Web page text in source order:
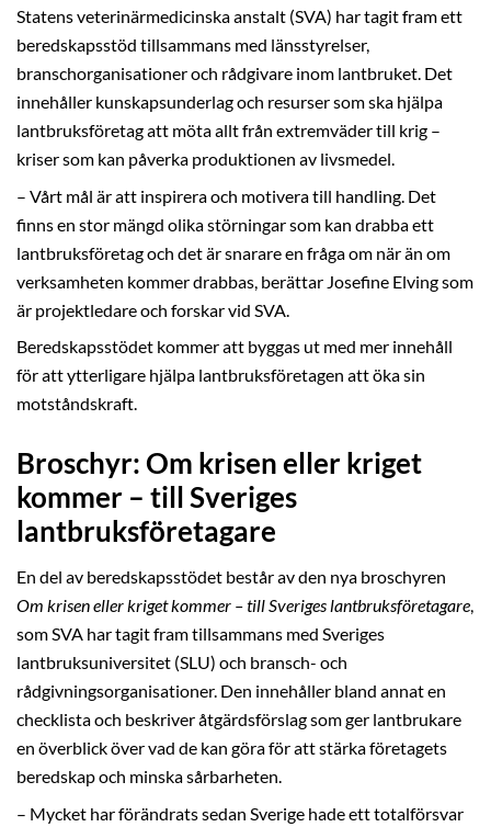
Statens veterinärmedicinska anstalt (SVA) har tagit fram ett
beredskapsstöd tillsammans med länsstyrelser,
branschorganisationer och rådgivare inom lantbruket. Det
innehåller kunskapsunderlag och resurser som ska hjälpa
lantbruksföretag att möta allt från extremväder till krig –
kriser som kan påverka produktionen av livsmedel.
– Vårt mål är att inspirera och motivera till handling. Det
finns en stor mängd olika störningar som kan drabba ett
lantbruksföretag och det är snarare en fråga om när än om
verksamheten kommer drabbas, berättar Josefine Elving som
är projektledare och forskar vid SVA.
Beredskapsstödet kommer att byggas ut med mer innehåll
för att ytterligare hjälpa lantbruksföretagen att öka sin
motståndskraft.
Broschyr: Om krisen eller kriget
kommer – till Sveriges
lantbruksföretagare
En del av beredskapsstödet består av den nya broschyren
Om krisen eller kriget kommer – till Sveriges lantbruksföretagare,
som SVA har tagit fram tillsammans med Sveriges
lantbruksuniversitet (SLU) och bransch- och
rådgivningsorganisationer. Den innehåller bland annat en
checklista och beskriver åtgärdsförslag som ger lantbrukare
en överblick över vad de kan göra för att stärka företagets
beredskap och minska sårbarheten.
– Mycket har förändrats sedan Sverige hade ett totalförsvar